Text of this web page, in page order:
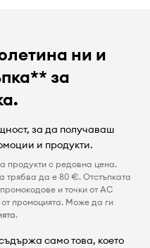
ни и
за
за да получаваш
и продукти.
продукти с редовна цена.
трябва да е 80 €. Отстъпката
и точки от AC
промоцията. Може да ги
.
само това, което